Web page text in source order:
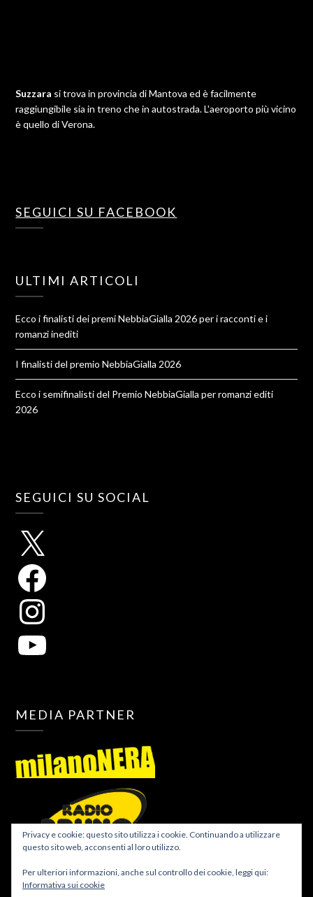
Suzzara si trova in provincia di Mantova ed è facilmente
raggiungibile sia in treno che in autostrada. L'aeroporto più vicino
è quello di Verona.
SEGUICI SU FACEBOOK
ULTIMI ARTICOLI
Ecco i finalisti dei premi NebbiaGialla 2026 per i racconti e i
romanzi inediti
I finalisti del premio NebbiaGialla 2026
Ecco i semifinalisti del Premio NebbiaGialla per romanzi editi
2026
SEGUICI SU SOCIAL
MEDIA PARTNER
Privacy e cookie: questo sito utilizza i cookie. Continuando a utilizzare
questo sito web, acconsenti al loro utilizzo.
Per ulteriori informazioni, anche sul controllo dei cookie, leggi qui:
Informativa sui cookie